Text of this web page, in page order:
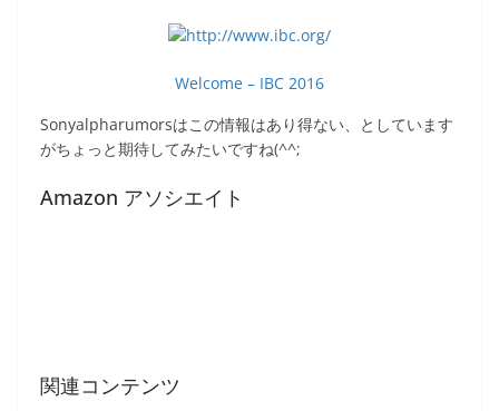
Welcome – IBC 2016
Sonyalpharumorsはこの情報はあり得ない、としています
がちょっと期待してみたいですね(^^;
Amazon アソシエイト
関連コンテンツ